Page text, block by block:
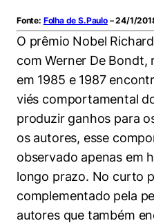
Todas as Engenharias
Engenharia de Computação
Engenharia de Produção
Engenharia Mecânica
Engenharia Mecatrônica
Direito
Economia
Prêmio Duda Ermírio de
Como funciona
Resolução Eficaz de
Oportunidade de Negócios
Trabalhe conosco
Sala de Imprensa
Biblioteca Telles
Repositório Institucional
Pesquisa na Graduação
Seminários Acadêmicos
Notícias
Youtube
Instagram
Direito
Áreas de Conhecimento
Prêmios de Excelência
Ensino e aprendizagem
Atendimento
Visite o Insper
Canal de Ética
Portal da Privacidade
Fonte: Folha de S.Paulo– 24/1/
O prêmio Nobel
com Werner De Bondt,
em 1985 e 1987
viés comportamental
produzir ganhos para
os autores, esse
observado apenas em
longo prazo. No curto
complementado pela
autores que também